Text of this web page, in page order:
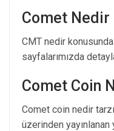
Comet Nedir
CMT nedir
sayfalarımızda
Comet Coin
Comet coin nedir
üzerinden